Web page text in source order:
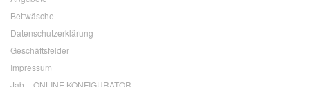
Bettwäsche
Datenschutzerklärung
Geschäftsfelder
Impressum
Jab – ONLINE KONFIGURATOR